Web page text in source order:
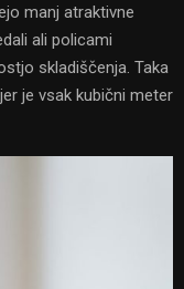
manj atraktivne
ali policami
skladiščenja. Taka
je vsak kubični meter